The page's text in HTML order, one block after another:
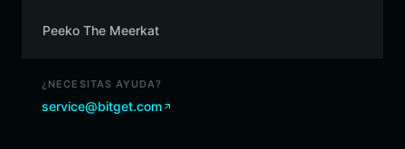
Peeko The Meerkat
¿NECESITAS AYUDA?
service@bitget.com